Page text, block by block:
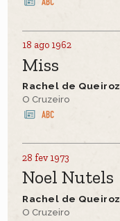
18 ago 1962
Miss
Rachel de Queiroz
O Cruzeiro
28 fev 1973
Noel Nutels
Rachel de Queiroz
O Cruzeiro